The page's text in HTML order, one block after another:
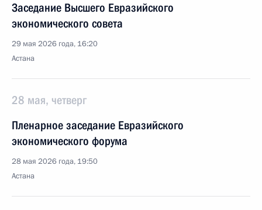
Заседание Высшего Евразийского
экономического совета
29 мая 2026 года, 16:20
Астана
28 мая, четверг
Пленарное заседание Евразийского
экономического форума
28 мая 2026 года, 19:50
Астана